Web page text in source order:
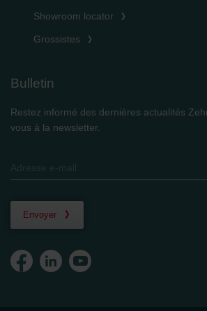
Showroom locator
Grossistes
Bulletin
Restez informé des dernières actualités
vous à la newsletter.
Envoyer